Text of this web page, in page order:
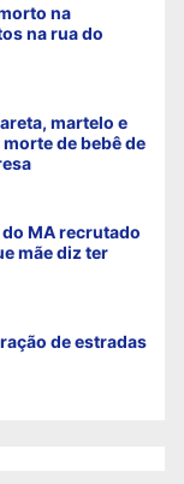
na
na rua do
martelo e
de bebê de
MA recrutado
mãe diz ter
de estradas